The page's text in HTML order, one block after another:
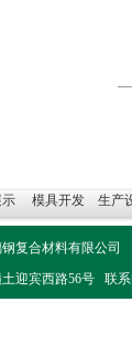
示 模具开发 生产
钢复合材料有限公司
迎宾西路56号 联系